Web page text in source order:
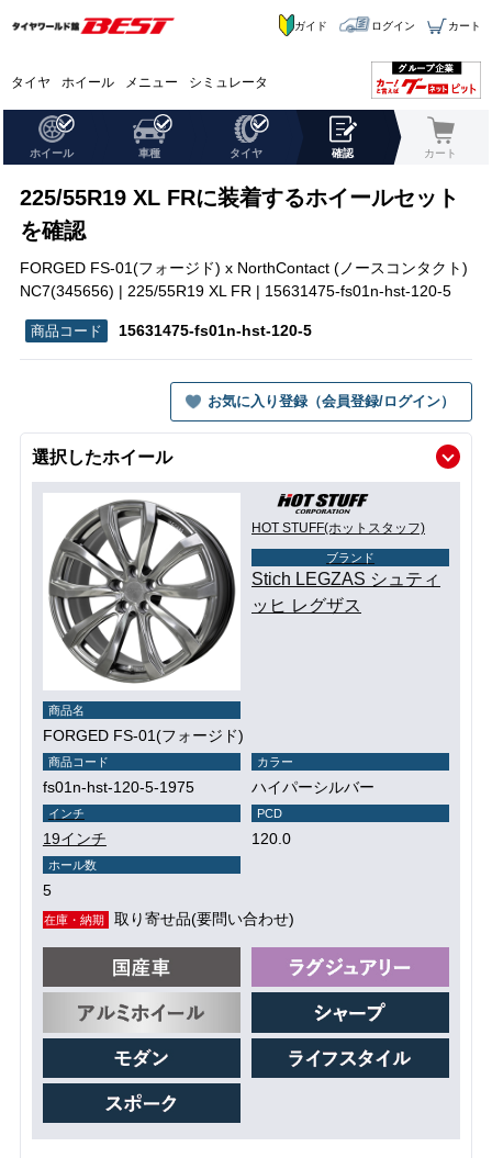
タイヤ ホイール メニュー シミュレータ
ガイド ログイン カート
ホイール 車種 タイヤ 確認 カート
225/55R19 XL FRに装着するホイールセット
を確認
FORGED FS-01(フォージド) x NorthContact (ノースコンタクト)
NC7(345656) | 225/55R19 XL FR | 15631475-fs01n-hst-120-5
15631475-fs01n-hst-120-5
お気に入り登録（会員登録/ログイン）
選択したホイール
HOT STUFF(ホットスタッフ)
ブランド
Stich LEGZAS シュティ
ッヒ レグザス
商品名
FORGED FS-01(フォージド)
商品コード
fs01n-hst-120-5-1975
カラー
ハイパーシルバー
インチ
19インチ
PCD
120.0
ホール数
5
在庫・納期 取り寄せ品(要問い合わせ)